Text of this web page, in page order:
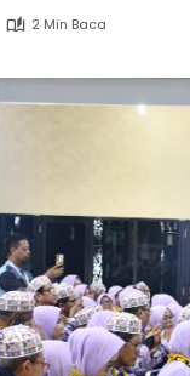
2 Min Baca